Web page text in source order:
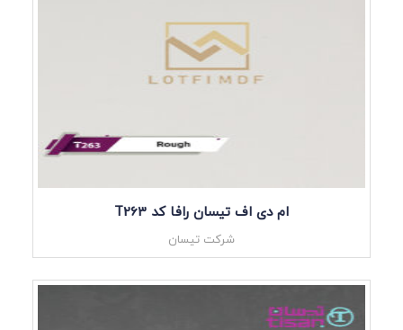
ام دی اف تیسان رافا کد T263
شرکت تیسان